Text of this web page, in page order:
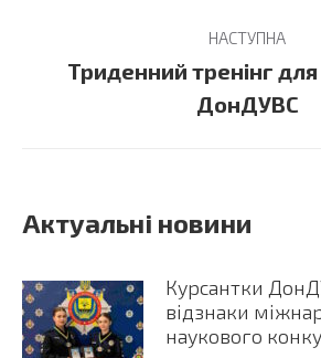
НАСТУПНА
Next
post:
Триденний тренінг для
ДонДУВС
Актуальні новини
Курсантки
відзнаки
наукового